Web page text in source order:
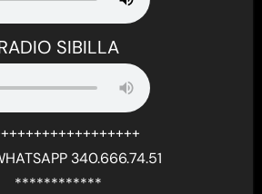
SIBILLA
340.666.74.51
************